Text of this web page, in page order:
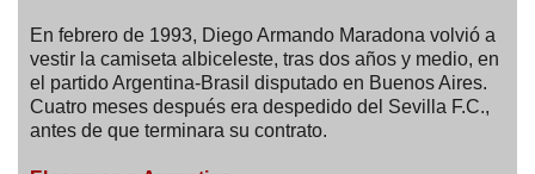
En febrero de 1993, Diego Armando Maradona volvió a
vestir la camiseta albiceleste, tras dos años y medio, en
el partido Argentina-Brasil disputado en Buenos Aires.
Cuatro meses después era despedido del Sevilla F.C.,
antes de que terminara su contrato.